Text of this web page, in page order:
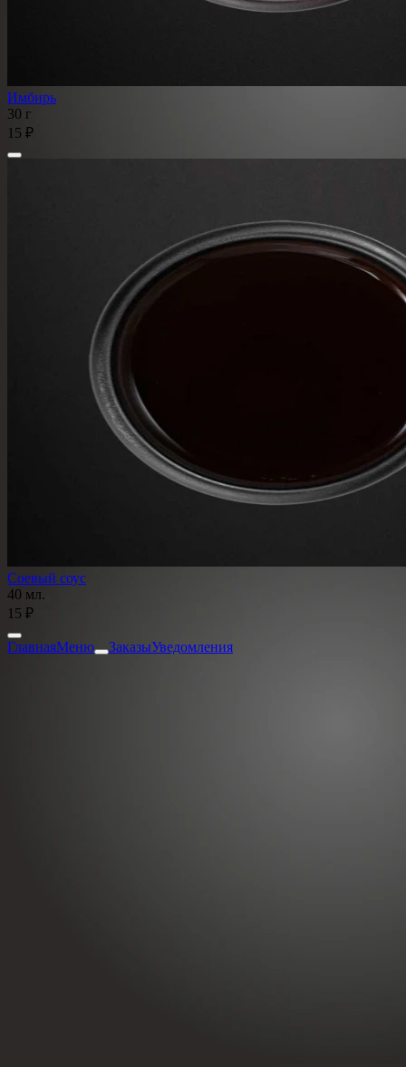
Имбирь
30 г
15 ₽
Соевый соус
40 мл.
15 ₽
ГлавнаяМеню ЗаказыУведомления